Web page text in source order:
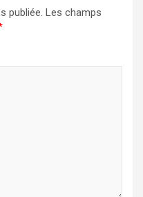
publiée. Les champs